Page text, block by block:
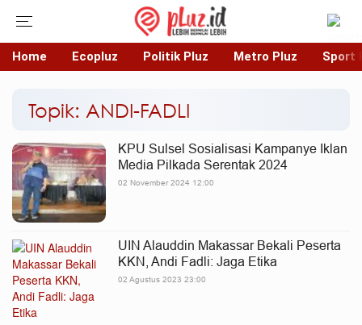
Home Ecopluz Politik Pluz Metro Pluz Sport
Topik: ANDI-FADLI
KPU Sulsel Sosialisasi Kampanye Iklan
Media Pilkada Serentak 2024
02 November 2024 12:00
UIN Alauddin Makassar Bekali Peserta
KKN, Andi Fadli: Jaga Etika
02 Agustus 2023 23:00